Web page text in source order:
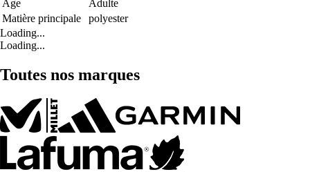
Age
Adulte
Matière principale
polyester
Loading...
Loading...
Toutes nos marques